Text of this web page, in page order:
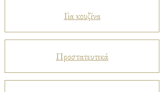
Για κουζίνα
Προστατευτικά